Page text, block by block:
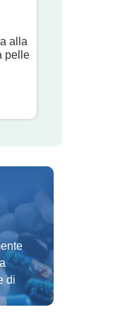
alla
pelle
di